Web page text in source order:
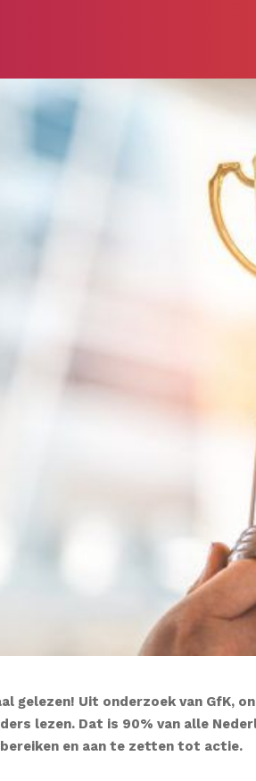
gelezen! Uit onderzoek van GfK,
lezen. Dat is 90% van alle
en aan te zetten tot actie.